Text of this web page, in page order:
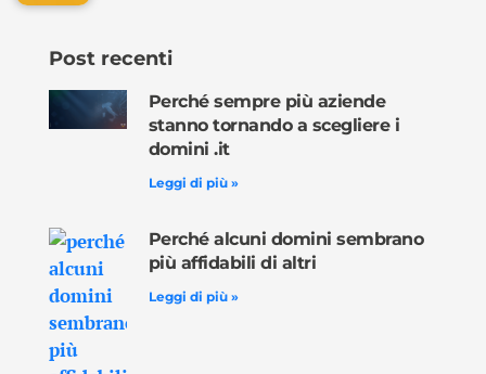
Post recenti
Perché sempre più aziende
stanno tornando a scegliere i
domini .it
Leggi di più »
Perché alcuni domini sembrano
più affidabili di altri
Leggi di più »